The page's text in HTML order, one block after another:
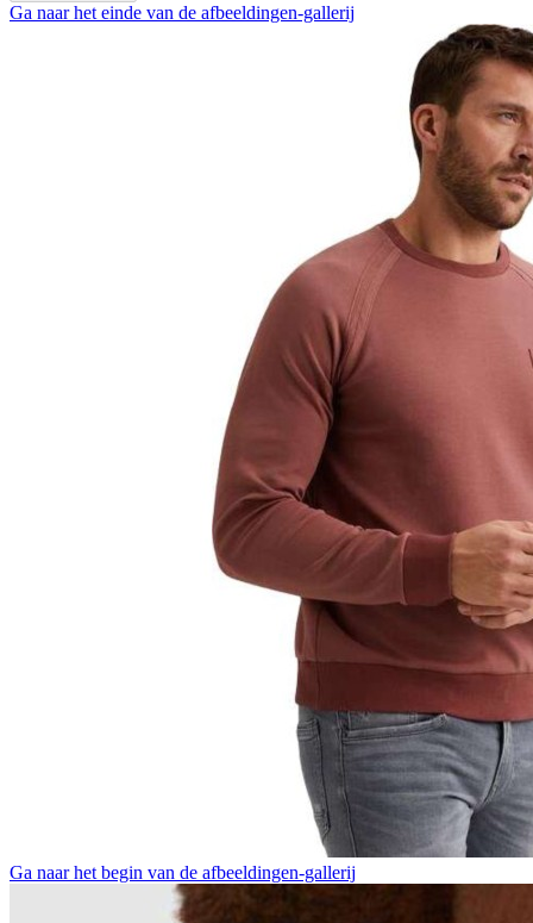
Ga naar het einde van de afbeeldingen-gallerij
Ga naar het begin van de afbeeldingen-gallerij